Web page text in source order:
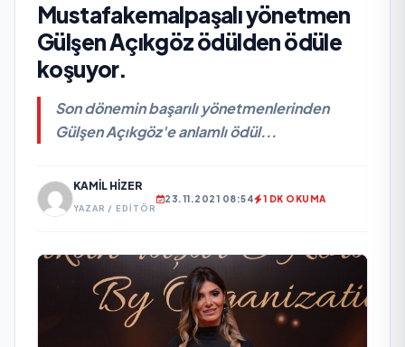
Mustafakemalpaşalı yönetmen
Gülşen Açıkgöz ödülden ödüle
koşuyor.
Son dönemin başarılı yönetmenlerinden
Gülşen Açıkgöz'e anlamlı ödül...
KAMIL HIZER
YAZAR / EDITÖR
23.11.2021 08:54 1 DK OKUMA